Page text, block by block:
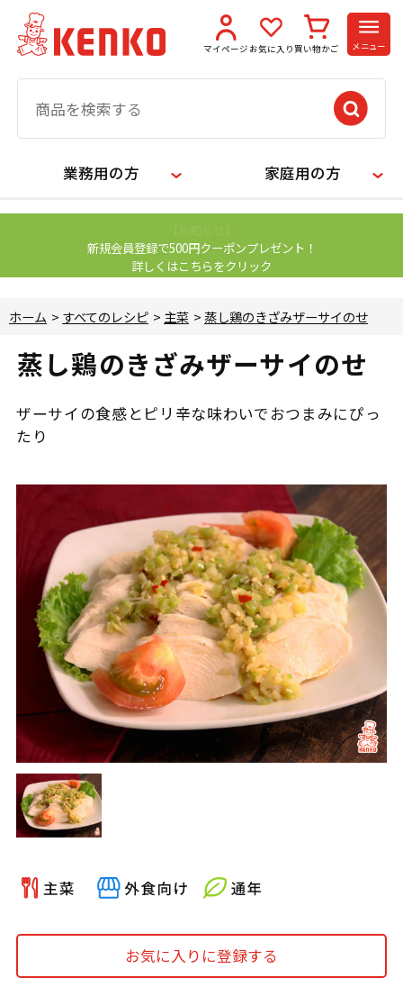
マイページ お気に入り 買い物かご メニュー
業務用の方 家庭用の方
新規会員登録で500円クーポンプレゼント！
詳しくはこちらをクリック
ホーム > すべてのレシピ > 主菜 >蒸し鶏のきざみザーサイのせ
蒸し鶏のきざみザーサイのせ
ザーサイの食感とピリ辛な味わいでおつまみにぴっ
たり
お気に入りに登録する